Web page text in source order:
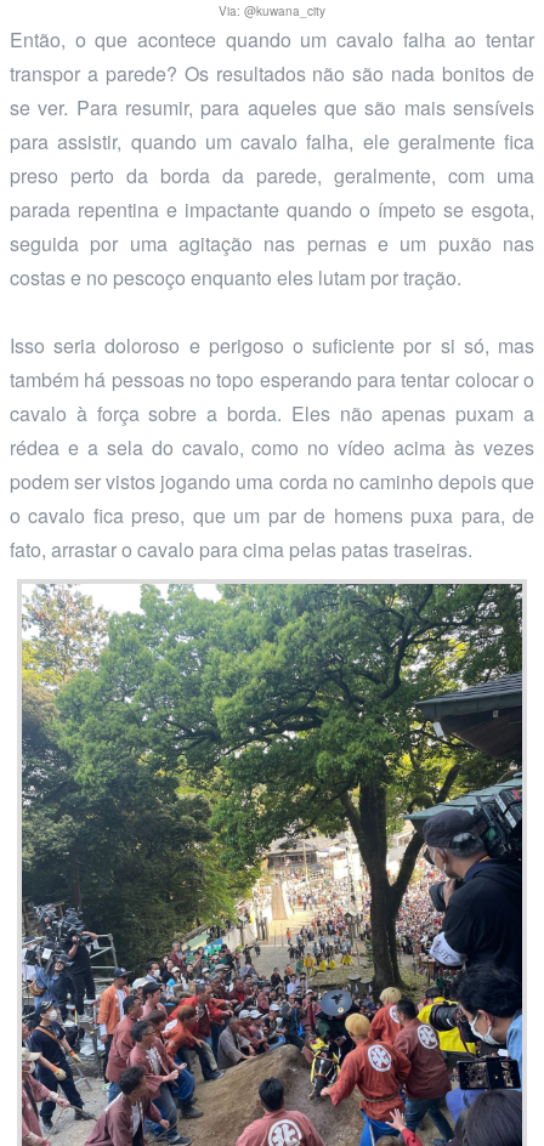
Via: @kuwana_city
Então, o que acontece quando um cavalo falha ao tentar
transpor a parede? Os resultados não são nada bonitos de
se ver. Para resumir, para aqueles que são mais sensíveis
para assistir, quando um cavalo falha, ele geralmente fica
preso perto da borda da parede, geralmente, com uma
parada repentina e impactante quando o ímpeto se esgota,
seguida por uma agitação nas pernas e um puxão nas
costas e no pescoço enquanto eles lutam por tração.
Isso seria doloroso e perigoso o suficiente por si só, mas
também há pessoas no topo esperando para tentar colocar o
cavalo à força sobre a borda. Eles não apenas puxam a
rédea e a sela do cavalo, como no vídeo acima às vezes
podem ser vistos jogando uma corda no caminho depois que
o cavalo fica preso, que um par de homens puxa para, de
fato, arrastar o cavalo para cima pelas patas traseiras.